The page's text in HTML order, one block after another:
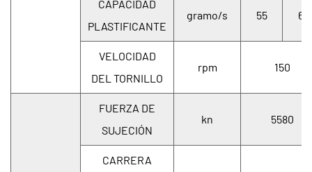
CAPACIDAD
PLASTIFICANTE
gramo/s 55 65
VELOCIDAD
DEL TORNILLO
rpm 150
FUERZA DE
SUJECIÓN
kn 5580
CARRERA